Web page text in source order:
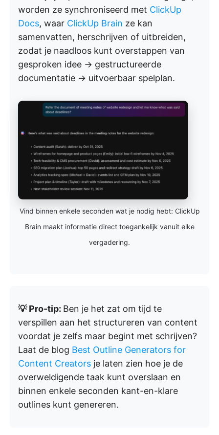
worden ze synchroniseerd met ClickUp
Docs, waar ClickUp Brain ze kan
samenvatten, herschrijven of uitbreiden,
zodat je naadloos kunt overstappen van
gesproken idee → gestructureerde
documentatie → uitvoerbaar spelplan.
Vind binnen enkele seconden wat je nodig hebt: ClickUp
Brain maakt informatie direct toegankelijk vanuit elke
vergadering.
💡 Pro-tip: Ben je het zat om tijd te
verspillen aan het structureren van content
voordat je zelfs maar begint met schrijven?
Laat de blog Best Outline Generators for
Content Creators je laten zien hoe je de
overweldigende taak kunt overslaan en
binnen enkele seconden kant-en-klare
outlines kunt genereren.